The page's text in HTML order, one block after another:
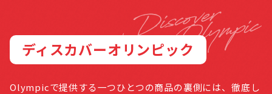
ディスカバーオリンピック
Olympicで提供する一つひとつの商品の裏側には、徹底し